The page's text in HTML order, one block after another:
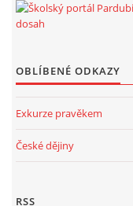
OBLÍBENÉ ODKAZY
Exkurze pravěkem
České dějiny
RSS